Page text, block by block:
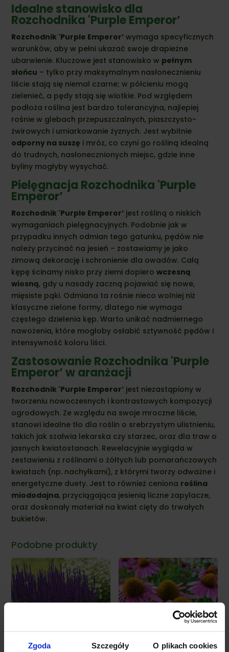
Zgoda Szczegóły O plikach cookies
Idealne stanowisko dla
Rozchodnika 'Purple Emperor’
Rozchodnik 'Purple Emperor’ wymaga specyficznych
warunków, aby w pełni ukazać swoje drapieżne
ubarwienie. Kluczowe jest stanowisko w pełnym
słońcu – tylko przy maksymalnym nasłonecznieniu
liście stają się niemal czarne; w półcieniu mogą
zielenieć, a pędy stają się wiotkie. Pod względem
podłoża roślina jest bardzo tolerancyjna, najlepiej
rośnie w glebach przepuszczalnych, piaszczysto-
żwirowych i umiarkowanie żyznych. Jest wybitnie
odporny na suszę i mróz, co czyni go rośliną idealną
do trudnych, nasłonecznionych miejsc, gdzie inne
byliny mogłyby wysychać.
Pielęgnacja Rozchodnika 'Purple
Emperor’
Rozchodnik 'Purple Emperor’ jest rośliną o niskich
wymaganiach pielęgnacyjnych. Podobnie jak w
przypadku innych odmian tego gatunku, pędów nie
należy przycinać na jesień – zostawiamy je jako
zimową dekorację i schronienie dla owadów. Całą
kępę ścinamy nisko przy ziemi dopierowczesną
wiosną, gdy u nasady zaczną pojawiać się nowe,
mięsiste pąki. Odmiana ta rośnie nieco wolniej niż
klasyczne zielone formy, dlatego nie wymaga
częstego dzielenia kęp. Warto unikać nadmiernego
nawożenia, które mogłoby osłabić sztywność pędów i
intensywność koloru liści.
Zastosowanie Rozchodnika 'Purple
Emperor’ w aranżacji
Rozchodnik 'Purple Emperor’ jest niezastąpiony w
tworzeniu nowoczesnych i kontrastowych kompozycji
ogrodowych. Ze względu na swoje mroczne liście,
stanowi idealne tło dla roślin o srebrzystym ulistnieniu,
takich jak szałwia lekarska czy starzec, oraz dla traw o
jasnych kwiatostanach. Rewelacyjnie wygląda w
zestawieniu z roślinami o żółtych lub pomarańczowych
kwiatach (np. nachyłkami), z którymi tworzy odważne i
energetyczne duety. Jest to również ceniona roślina
miododajna, przyciągająca jesienią liczne zapylacze,
oraz doskonały materiał na kwiat cięty do trwałych
bukietów.
Podobne produkty